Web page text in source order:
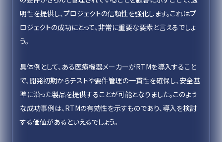
明性を提供し、プロジェクトの信頼性を強化します。これはプ
ロジェクトの成功にとって、非常に重要な要素と言えるでしょ
う。
具体例として、ある医療機器メーカーがRTMを導入すること
で、開発初期からテストや要件管理の一貫性を確保し、安全基
準に沿った製品を提供することが可能となりました。このよう
な成功事例は、RTMの有効性を示すものであり、導入を検討
する価値があるといえるでしょう。